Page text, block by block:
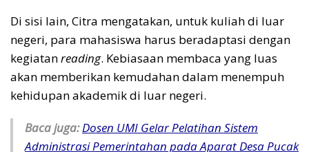
Di sisi lain, Citra mengatakan, untuk kuliah di luar
negeri, para mahasiswa harus beradaptasi dengan
kegiatanreading. Kebiasaan membaca yang luas
akan memberikan kemudahan dalam menempuh
kehidupan akademik di luar negeri.
Baca juga: Dosen UMI Gelar Pelatihan Sistem
Administrasi Pemerintahan pada Aparat Desa Pucak